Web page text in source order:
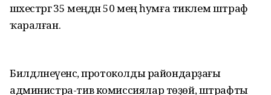
шәхестәргә 35 меңдән 50 мең һумға тиклем штраф
ҡаралған.
Билдәләнеүенсә, протоколды райондарҙағы
администра-тив комиссиялар төҙөй, штрафты